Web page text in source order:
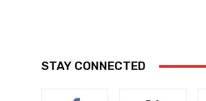
STAY CONNECTED